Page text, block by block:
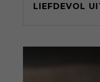
LIEFDEVOL